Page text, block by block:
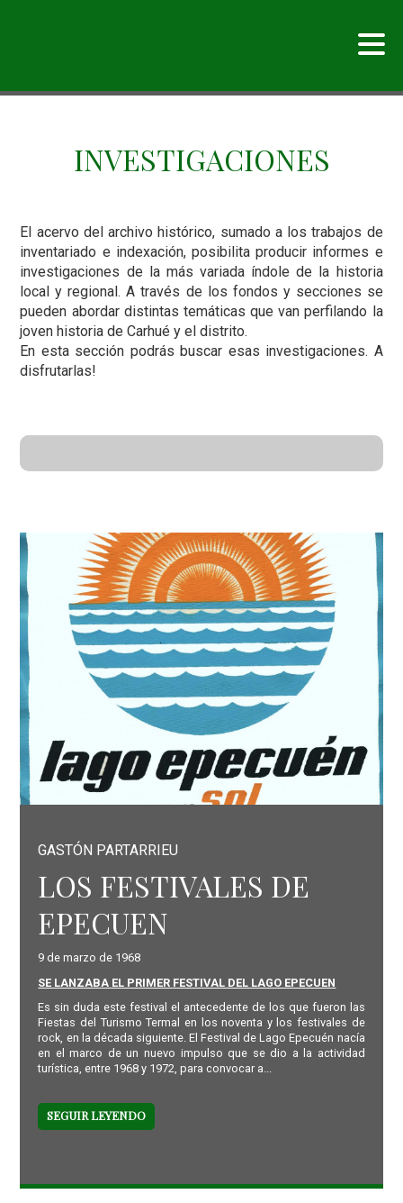
INVESTIGACIONES
El acervo del archivo histórico, sumado a los trabajos de
inventariado e indexación, posibilita producir informes e
investigaciones de la más variada índole de la historia
local y regional. A través de los fondos y secciones se
pueden abordar distintas temáticas que van perfilando la
joven historia de Carhué y el distrito.
En esta sección podrás buscar esas investigaciones. A
disfrutarlas!
GASTÓN PARTARRIEU
LOS FESTIVALES DE
EPECUEN
9 de marzo de 1968
SE LANZABA EL PRIMER FESTIVAL DEL LAGO EPECUEN
Es sin duda este festival el antecedente de los que fueron las
Fiestas del Turismo Termal en los noventa y los festivales de
rock, en la década siguiente. El Festival de Lago Epecuén nacía
en el marco de un nuevo impulso que se dio a la actividad
turística, entre 1968 y 1972, para convocar a...
SEGUIR LEYENDO